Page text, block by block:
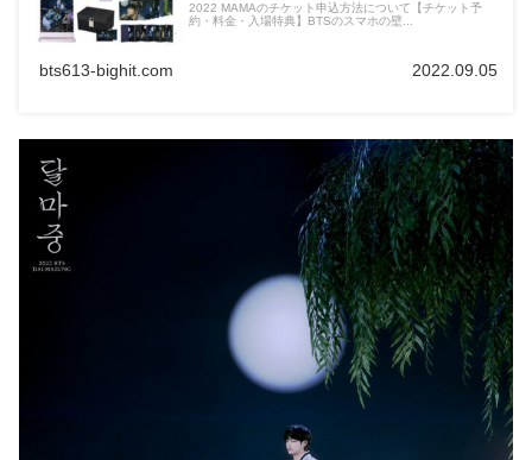
2022 MAMAのチケット申込方法について【チケット予
約・料金・入場特典】BTSのスマホの壁...
bts613-bighit.com 2022.09.05